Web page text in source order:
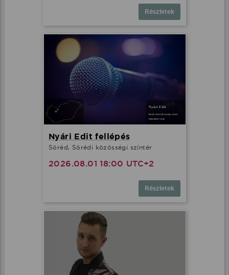
Részletek
Nyári Edit fellépés
Söréd, Sörédi közösségi színtér
2026.08.01 18:00 UTC+2
Részletek